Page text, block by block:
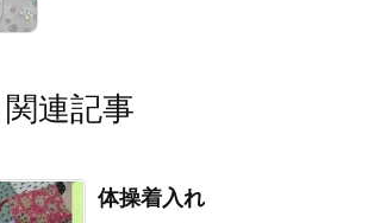
関連記事
体操着入れ